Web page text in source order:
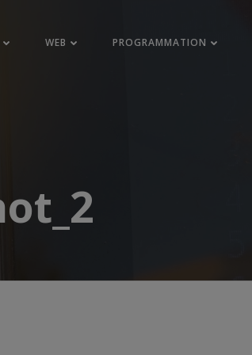
WEB PROGRAMMATION